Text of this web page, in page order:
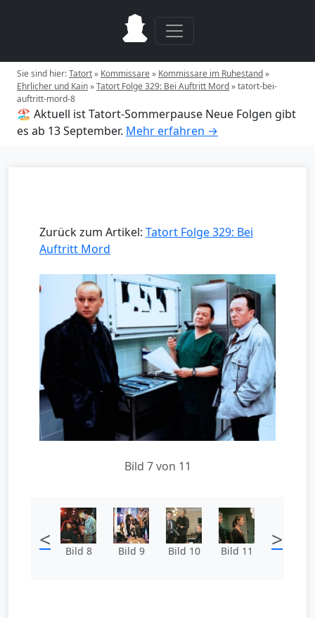
Sie sind hier:Tatort» Kommissare» Kommissare im Ruhestand»
Ehrlicher und Kain»Tatort Folge 329: Bei Auftritt Mord»tatort-bei-
auftritt-mord-8
🏖️ Aktuell ist Tatort-Sommerpause Neue Folgen gibt
es ab 13 September. Mehr erfahren →
Zurück zum Artikel: Tatort Folge 329: Bei
Auftritt Mord
Bild 7 von 11
< Bild 8 Bild 9 Bild 10 Bild 11 >